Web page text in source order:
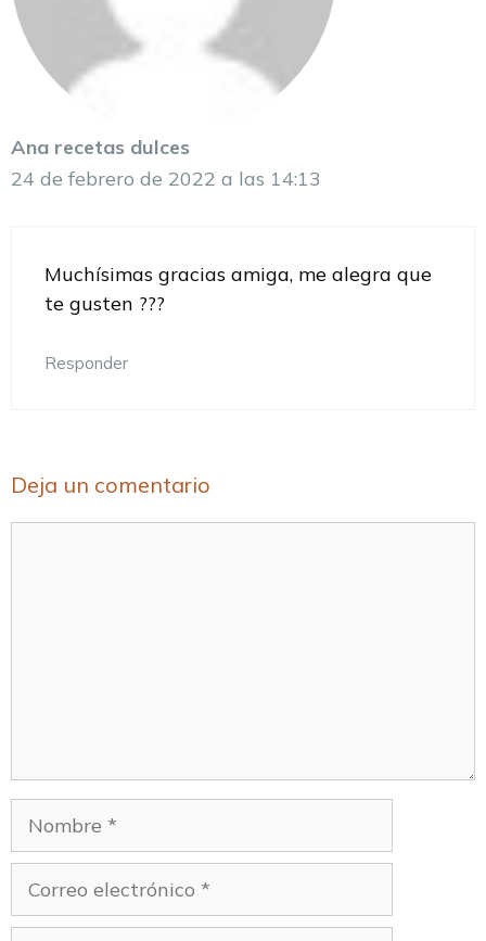
Ana recetas dulces
24 de febrero de 2022 a las 14:13
Muchísimas gracias amiga, me alegra que
te gusten ???
Responder
Deja un comentario